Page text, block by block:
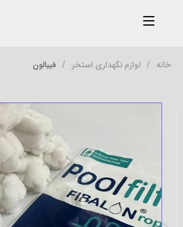
خانه لوازم نگهداری استخر فیبالون